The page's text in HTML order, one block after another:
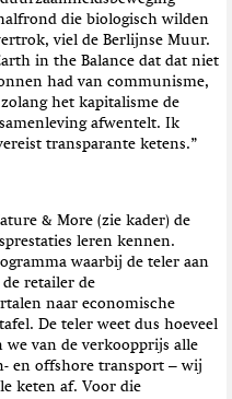
die biologisch wilden
viel de Berlijnse Muur.
in the Balance dat dat niet
had van communisme,
het kapitalisme de
afwentelt. Ik
transparante ketens.”
& More (zie kader) de
leren kennen.
waarbij de teler aan
retailer de
naar economische
De teler weet dus hoeveel
van de verkoopprijs alle
en offshore transport – wij
keten af. Voor die